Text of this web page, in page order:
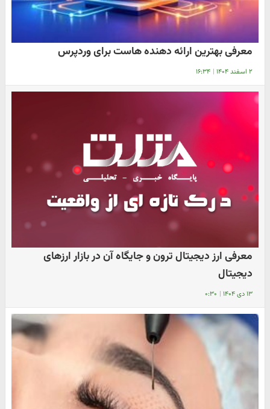
معرفی بهترین ارائه دهنده هاست برای وردپرس
۲ اسفند ۱۴۰۴ | ۱۶:۳۴
معرفی ارز دیجیتال ترون و جایگاه آن در بازار ارزهای
دیجیتال
۱۳ دی ۱۴۰۴ | ۰:۳۰